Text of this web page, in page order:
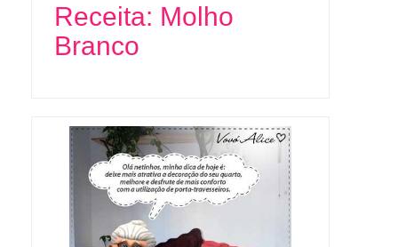
Receita: Molho
Branco